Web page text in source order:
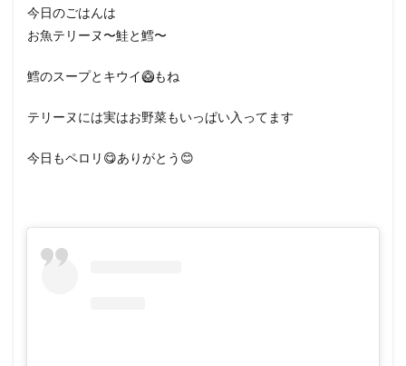
今日のごはんは
お魚テリーヌ〜鮭と鱈〜
鱈のスープとキウイ🥝もね
テリーヌには実はお野菜もいっぱい入ってます
今日もペロリ😋ありがとう😊